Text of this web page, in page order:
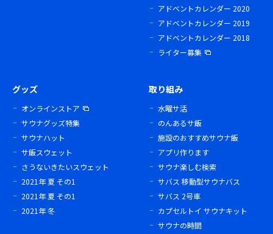
アドベントカレンダー 2020
アドベントカレンダー 2019
アドベントカレンダー 2018
ライター募集
グッズ
オンラインストア
サウナグッズ特集
サウナハット
サ飯スウェット
さうないきたいスウェット
2021年 夏 その1
2021年 夏 その1
2021年 冬
取り組み
水曜サ活
のんあるサ飯
施設のおすすめサウナ飯
アプリ作ります
サウナ楽しむ検索
サバス 移動型サウナバス
サバス 2号車
カプセルトイ サウナキット
サウナの時間